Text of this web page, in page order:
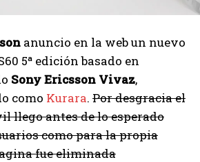
anuncio en la web un nuevo
5ª edición basado en
Sony Ericsson Vivaz,
como Kurara. Por desgracia el
llego antes de lo esperado
como para la propia
fue eliminada